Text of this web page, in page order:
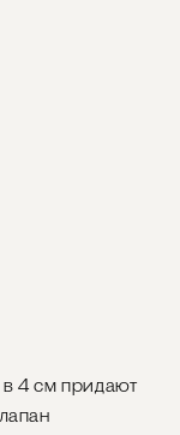
4 см придают